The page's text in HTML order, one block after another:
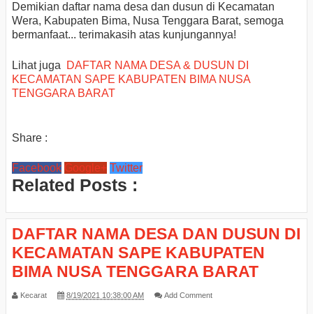
Demikian daftar nama desa dan dusun di Kecamatan
Wera, Kabupaten Bima, Nusa Tenggara Barat, semoga
bermanfaat... terimakasih atas kunjungannya!
Lihat juga
DAFTAR NAMA DESA & DUSUN DI
KECAMATAN SAPE KABUPATEN BIMA NUSA
TENGGARA BARAT
Share :
Facebook Google+ Twitter
Related Posts :
DAFTAR NAMA DESA DAN DUSUN DI
KECAMATAN SAPE KABUPATEN
BIMA NUSA TENGGARA BARAT
Kecarat 8/19/2021 10:38:00 AM Add Comment